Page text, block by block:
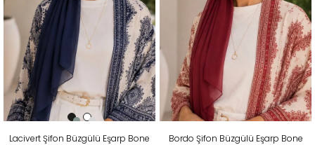
Lacivert Şifon Büzgülü Eşarp Bone Bordo Şifon Büzgülü Eşarp Bone